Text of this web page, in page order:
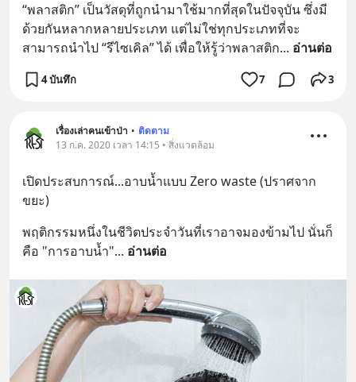
“พลาสติก” เป็นวัสดุที่ถูกนำมาใช้มากที่สุดในปัจจุบัน ซึ่งมี
ด้วยกันหลากหลายประเภท แต่ไม่ใช่ทุกประเภทที่จะ
สามารถนำไป “รีไซเคิล” ได้ เพื่อให้รู้ว่าพลาสติก... อ่านต่อ
4 บันทึก 7 3
เรื่องเล่าคนเข้าป่า • ติดตาม
13 ก.ค. 2020 เวลา 14:15 • สิ่งแวดล้อม
เปิดประสบการณ์...อาบน้ำแบบ Zero waste (ปราศจาก
ขยะ)
พฤติกรรมหนึ่งในชีวิตประจำวันที่เราอาจมองข้ามไป นั่นก็
คือ "การอาบน้ำ"... อ่านต่อ